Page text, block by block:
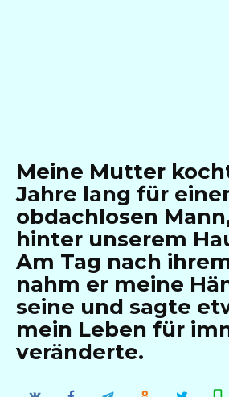
Meine Mutter
Jahre lang für
obdachlosen
hinter unserem
Am Tag nach
nahm er meine
seine und sagte
mein Leben für
veränderte.